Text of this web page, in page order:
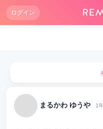
ログイン
まるかわ ゆうや 1